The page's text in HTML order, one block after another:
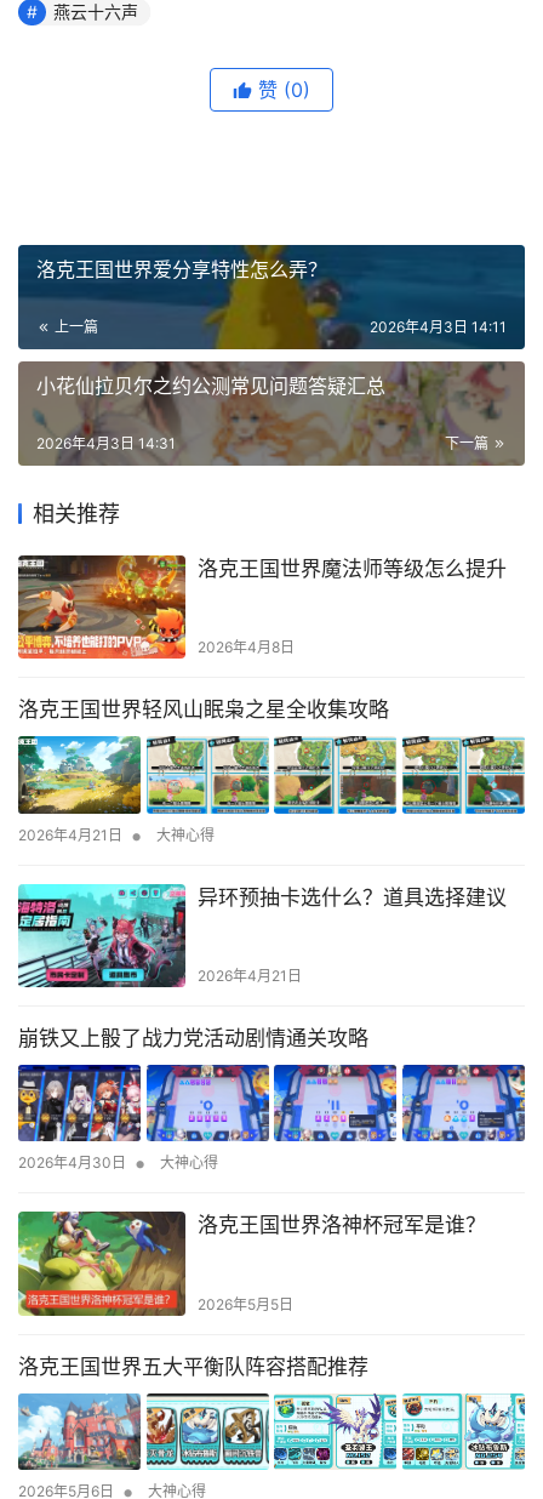
燕云十六声
赞 (0)
洛克王国世界爱分享特性怎么弄？
上一篇 2026年4月3日 14:11
小花仙拉贝尔之约公测常见问题答疑汇总
下一篇
2026年4月3日 14:31
相关推荐
洛克王国世界魔法师等级怎么提升
2026年4月8日
洛克王国世界轻风山眠枭之星全收集攻略
2026年4月21日 • 大神心得
异环预抽卡选什么？道具选择建议
2026年4月21日
崩铁又上骰了战力党活动剧情通关攻略
2026年4月30日 • 大神心得
洛克王国世界洛神杯冠军是谁？
2026年5月5日
洛克王国世界五大平衡队阵容搭配推荐
2026年5月6日 • 大神心得